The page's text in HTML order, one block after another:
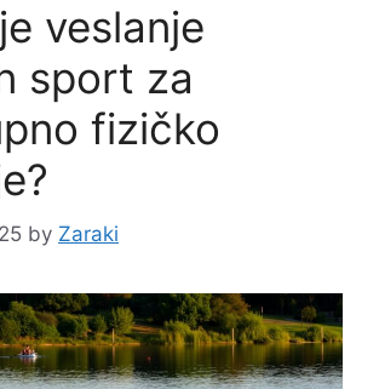
veslanje
sport za
fizičko
by Zaraki